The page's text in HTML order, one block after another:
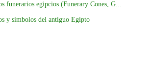
funerarios egipcios (Funerary Cones, G...
y símbolos del antiguo Egipto